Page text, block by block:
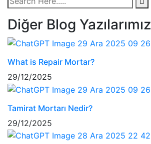
Diğer Blog Yazılarımız
What is Repair Mortar?
29/12/2025
Tamirat Mortarı Nedir?
29/12/2025